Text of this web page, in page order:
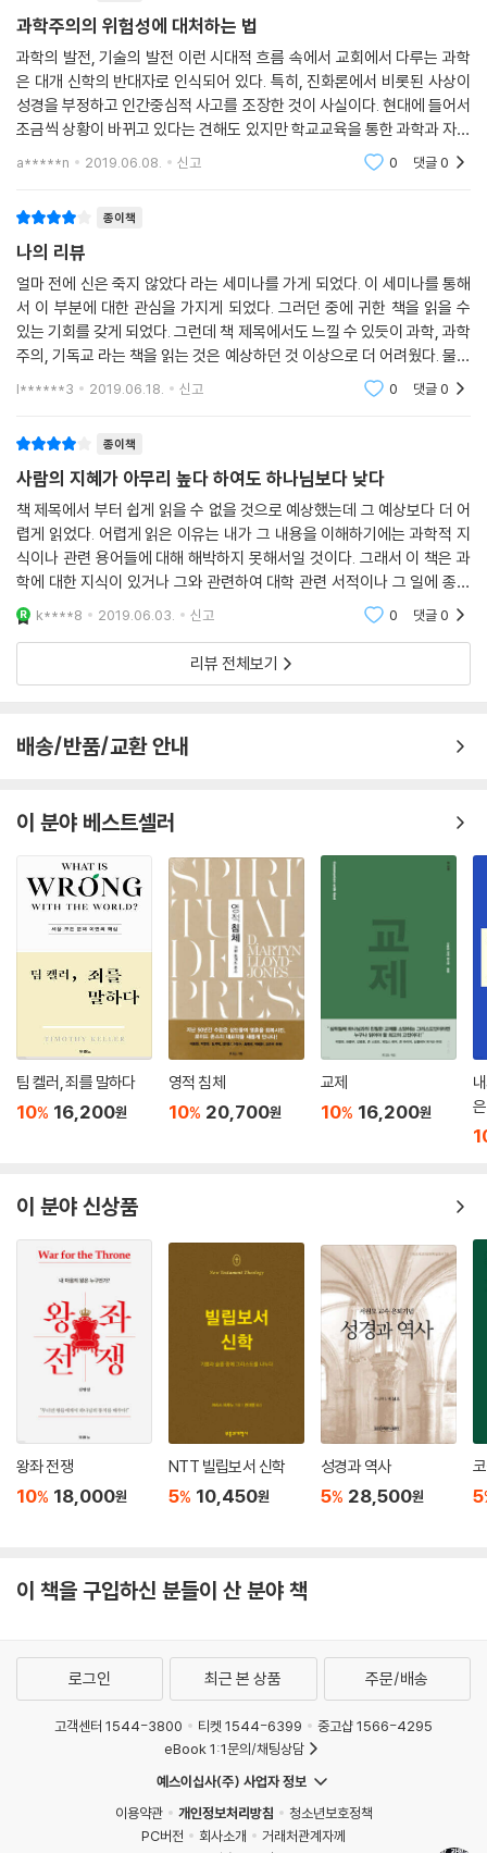
불과한 것으로 치부해 버린다. 이 책이 중요한 이유가 바로 이것 때문이다.
저자는 사실과 가치의 분리가 과학주의라는 그릇된 가정에 근거하고 있음
을 보여준다. 그런 다음 철학과 도덕, 신학과 같은 분야들도 진정한 지식을
제공하고 있음을 설득력 있게 보여준다.
과학주의는 침묵의 살인자이다. 과학주의는 그 이름과는 반대로 과학적이
야의 지식을 얻는데 충분하다고 주장한다. 그리하여 하나님과 선한 삶에
대한 우리의 지식을 말살시키려 한다. 현시대 최고의 철학자에 속하는 저
자는 과학주의의 실상, 즉 자기 모순적이며 지식 파괴적인 주장이라는 사
실을 폭로한다. 이런 판단은 진정한 과학을 훼손하는 것이 아니라 오히려
격려한다. 우리는 또 다시 저자에게 큰 은혜를 입게 되었다.
- 더글라스 그루투이스 (덴버신학대학원 철학교수)
과학은 하나님이 주신 선물이지만, 과학주의는 그 선물을 왜곡하여 올바른
과학과 기독교 신앙을 대적한다. 기독교인들이 과학주의가 주장하는 바를
바로 이해하고, 그것이 우리 사회에 미치는 영향을 인식하며, 그 자멸적인
허세를 폭로해야 한다는 저자의 주장은 참으로 지당하다.
- 제임스 앤더슨 (샬로트 리폼드 신학대학원 신학 및 철학 교수)
저자는 과학주의를 명쾌하게 비판하고 유신론적 과학을 포괄적으로 변증
한다. 이 비판과 변증 못지않게 귀중한 것은 이 책이 기독교 지도자들에게
경고의 나팔을 불어준다는 점이다. 즉 ‘과학주의는 교회로 하여금 복음이
점은 우리로 하여금 성경과 복음이 진정한 진리라는 사실을 과학적 증거와
- 휴 로스 (Reasons to believe 대표)
저자는 그의 특유의 명료함과 통찰, 외과의사와 같은 정확성을 가지고 과
학주의가 지닌 오류와 허점들을 예리하게 반박한다. 이 책은 과학주의라는
어리석음에 사로잡힌 사람들이 눈을 뜨게 해 줄 것이며, 또 세속주의의 탁
류 속에서 허우적거리는 사람들에게는 ‘명확한 사고’라는 사라져가는 기술
을 가르쳐준다.
- 그레고리 코클 (Stand to Reason 대표)
과학주의의 위험성에 대처하는 법
과학의 발전, 기술의 발전 이런 시대적 흐름 속에서 교회에서 다루는 과학
은 대개 신학의 반대자로 인식되어 있다. 특히, 진화론에서 비롯된 사상이
성경을 부정하고 인간중심적 사고를 조장한 것이 사실이다. 현대에 들어서
조금씩 상황이 바뀌고 있다는 견해도 있지만 학교교육을 통한 과학과 자유
주의 사상의 공격은 더욱 거세지고 있는 상황이다.이러한 것이 과학의 실
a*****n 2019.06.08. 신고 0 댓글0
종이책
나의 리뷰
얼마 전에 신은 죽지 않았다 라는 세미나를 가게 되었다. 이 세미나를 통해
서 이 부분에 대한 관심을 가지게 되었다. 그러던 중에 귀한 책을 읽을 수
있는 기회를 갖게 되었다. 그런데 책 제목에서도 느낄 수 있듯이 과학, 과학
주의, 기독교 라는 책을 읽는 것은 예상하던 것 이상으로 더 어려웠다. 물론
개인적으로 과학적인 지식이나 관련된 용어들에 대한 체계가 잘 잡혀있지
l******3 2019.06.18. 신고 0 댓글0
종이책
사람의 지혜가 아무리 높다 하여도 하나님보다 낮다
책 제목에서 부터 쉽게 읽을 수 없을 것으로 예상했는데 그 예상보다 더 어
렵게 읽었다. 어렵게 읽은 이유는 내가 그 내용을 이해하기에는 과학적 지
식이나 관련 용어들에 대해 해박하지 못해서일 것이다. 그래서 이 책은 과
학에 대한 지식이 있거나 그와 관련하여 대학 관련 서적이나 그 일에 종사
하는 분들이나 전문적인 지식인들 등이 읽으면 수월하지 않을 까 싶습니
다. 하지만 과학
k****8 2019.06.03. 신고 0 댓글0
리뷰 전체보기
배송/반품/교환 안내
이 분야 베스트셀러
팀 켈러, 죄를 말하다
10% 16,200원
영적 침체
10% 20,700원
교제
10% 16,200원
이 분야 신상품
왕좌 전쟁
10% 18,000원
NTT 빌립보서 신학
5% 10,450원
성경과 역사
5% 28,500원 5
이 책을 구입하신 분들이 산 분야 책
로그인 최근 본 상품 주문/배송
고객센터 1544-3800 티켓 1544-6399
중고샵 1566-4295
eBook 1:1문의/채팅상담
예스이십사(주) 사업자 정보
이용약관
개인정보처리방침
청소년보호정책
PC버전
회사소개
거래처관계자께